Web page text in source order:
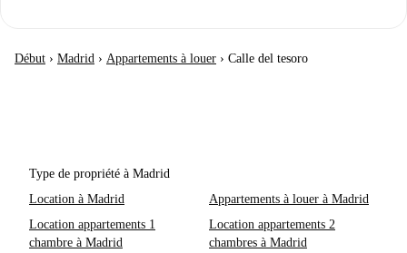
Début › Madrid › Appartements à louer › Calle del tesoro
Type de propriété à Madrid
Location à Madrid
Appartements à louer à Madrid
Location appartements 1
chambre à Madrid
Location appartements 2
chambres à Madrid